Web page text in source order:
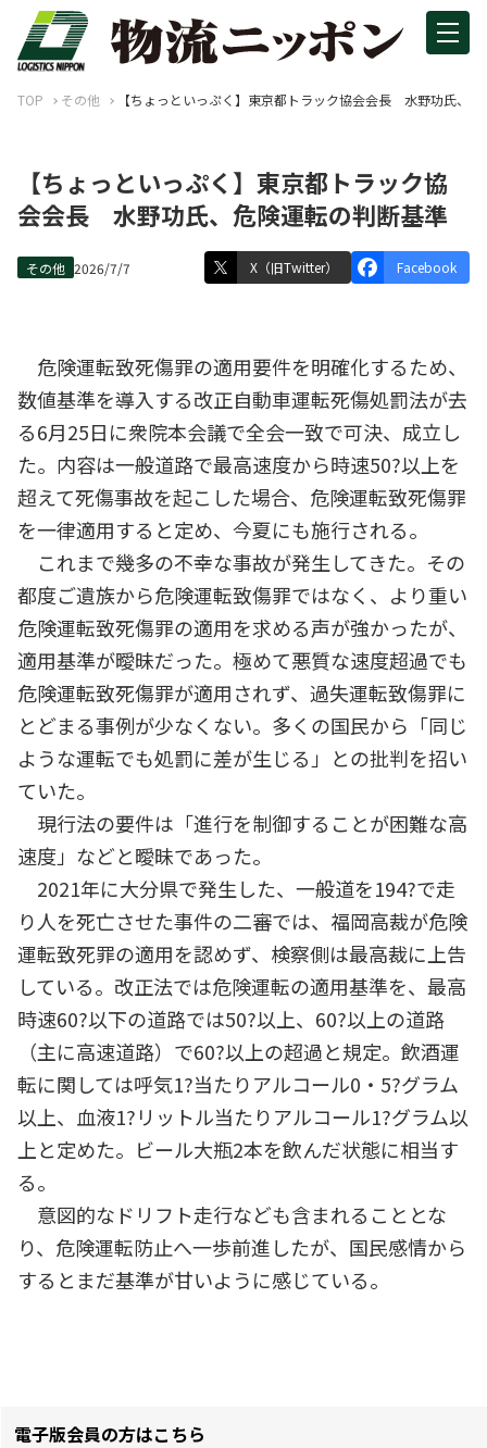
TOP その他 【ちょっといっぷく】東京都トラック協会会長 水野功氏、
【ちょっといっぷく】東京都トラック協
会会長 水野功氏、危険運転の判断基準
その他 2026/7/7 X（旧Twitter） Facebook
危険運転致死傷罪の適用要件を明確化するため、
数値基準を導入する改正自動車運転死傷処罰法が去
る6月25日に衆院本会議で全会一致で可決、成立し
た。内容は一般道路で最高速度から時速50?以上を
超えて死傷事故を起こした場合、危険運転致死傷罪
を一律適用すると定め、今夏にも施行される。
これまで幾多の不幸な事故が発生してきた。その
都度ご遺族から危険運転致傷罪ではなく、より重い
危険運転致死傷罪の適用を求める声が強かったが、
適用基準が曖昧だった。極めて悪質な速度超過でも
危険運転致死傷罪が適用されず、過失運転致傷罪に
とどまる事例が少なくない。多くの国民から「同じ
ような運転でも処罰に差が生じる」との批判を招い
ていた。
現行法の要件は「進行を制御することが困難な高
速度」などと曖昧であった。
2021年に大分県で発生した、一般道を194?で走
り人を死亡させた事件の二審では、福岡高裁が危険
運転致死罪の適用を認めず、検察側は最高裁に上告
している。改正法では危険運転の適用基準を、最高
時速60?以下の道路では50?以上、60?以上の道路
（主に高速道路）で60?以上の超過と規定。飲酒運
転に関しては呼気1?当たりアルコール0・5?グラム
以上、血液1?リットル当たりアルコール1?グラム以
上と定めた。ビール大瓶2本を飲んだ状態に相当す
る。
意図的なドリフト走行なども含まれることとな
り、危険運転防止へ一歩前進したが、国民感情から
するとまだ基準が甘いように感じている。
電子版会員の方はこちら